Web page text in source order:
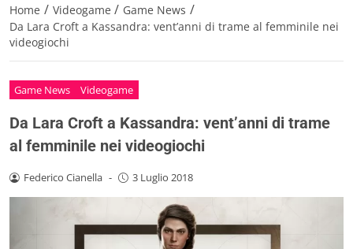
Home / Videogame / Game News /
Da Lara Croft a Kassandra: vent’anni di trame al femminile nei
videogiochi
Game News Videogame
Da Lara Croft a Kassandra: vent’anni di trame
al femminile nei videogiochi
Federico Cianella - 3 Luglio 2018